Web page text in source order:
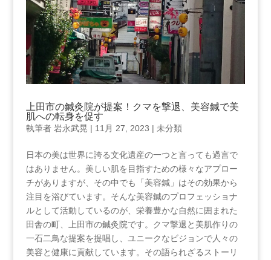
上田市の鍼灸院が提案！クマを撃退、美容鍼で美
肌への転身を促す
執筆者 岩永武晃 | 11月 27, 2023 | 未分類
日本の美は世界に誇る文化遺産の一つと言っても過言で
はありません。美しい肌を目指すための様々なアプロー
チがありますが、その中でも「美容鍼」はその効果から
注目を浴びています。そんな美容鍼のプロフェッショナ
ルとして活動しているのが、栄養豊かな自然に囲まれた
田舎の町、上田市の鍼灸院です。クマ撃退と美肌作りの
一石二鳥な提案を提唱し、ユニークなビジョンで人々の
美容と健康に貢献しています。その語られざるストーリ